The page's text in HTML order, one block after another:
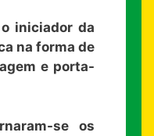
iniciador da
na forma de
e porta-
se os